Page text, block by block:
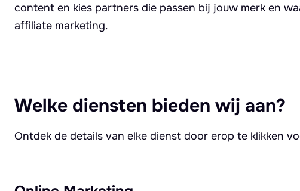
content en kies partners die passen bij jouw merk en
affiliate marketing.
Welke diensten bieden wij aan?
Ontdek de details van elke dienst door erop te klikken